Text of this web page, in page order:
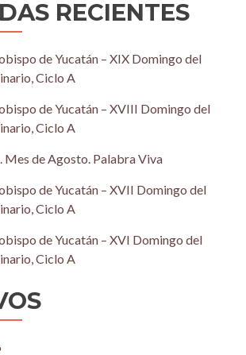
RECIENTES
de Yucatán – XIX Domingo del
Ciclo A
de Yucatán – XVIII Domingo del
Ciclo A
Mes de Agosto. Palabra Viva
de Yucatán – XVII Domingo del
Ciclo A
de Yucatán – XVI Domingo del
Ciclo A